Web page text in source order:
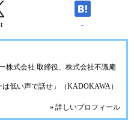
-
株式会社 取締役、株式会社不識庵
低い声で話せ」（KADOKAWA）
» 詳しいプロフィール